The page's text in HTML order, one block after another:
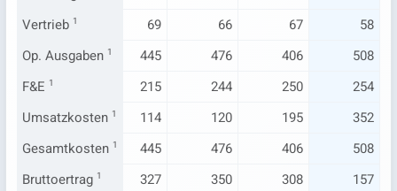
Vertrieb 1 69 66 67
58
Op. Ausgaben 1
449 445 476 406
508
F&E 1 215 244 250
254
Umsatzkosten 1
114 114 120 195
352
Gesamtkosten 1
449 445 476 406
508
Bruttoertrag 1
321 327 350 308
157